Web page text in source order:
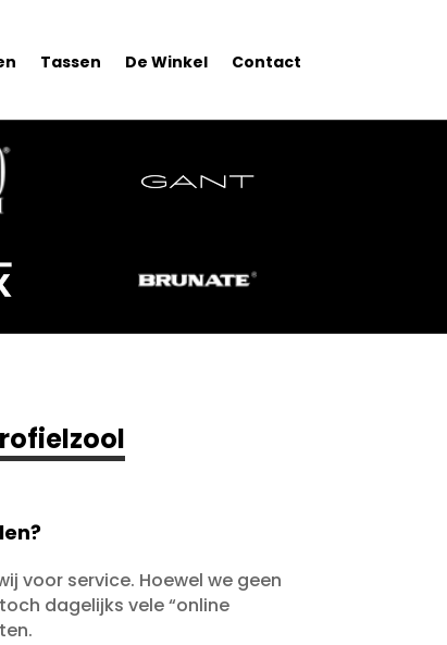
Tassen De Winkel Contact
voor service. Hoewel we geen
dagelijks vele “online